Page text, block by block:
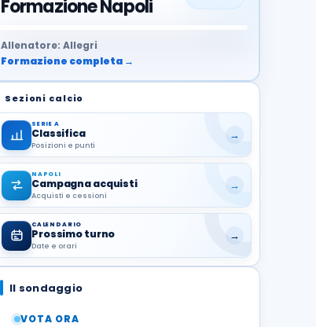
Formazione Napoli
Allenatore: Allegri
Formazione completa →
Sezioni calcio
SERIE A
Classifica
Posizioni e punti
→
NAPOLI
Campagna acquisti
Acquisti e cessioni
→
CALENDARIO
Prossimo turno
Date e orari
→
Il sondaggio
VOTA ORA